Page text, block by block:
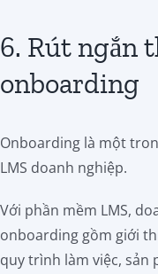
6. Rút ngắn
onboarding
Onboarding là một
LMS doanh nghiệp.
Với phần mềm LMS,
onboarding gồm giới
quy trình làm việc, sản